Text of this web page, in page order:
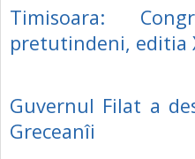
Timisoara:
pretutindeni, editia
Guvernul Filat a
Greceanîi